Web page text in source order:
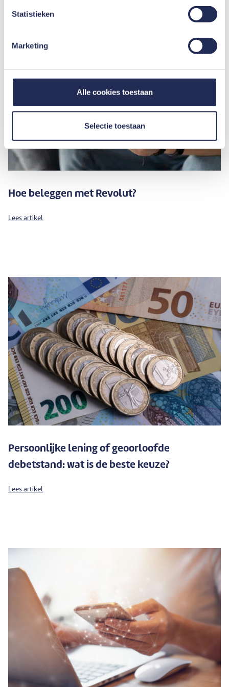
Statistieken
Marketing
Alle cookies toestaan
Selectie toestaan
Hoe beleggen met Revolut?
Lees artikel
Persoonlijke lening of geoorloofde
debetstand: wat is de beste keuze?
Lees artikel